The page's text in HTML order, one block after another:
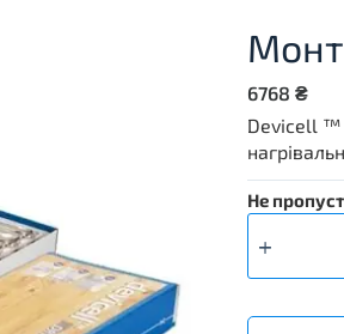
6768₴
Devicell ™
Не
пластини
DEVIcell
-